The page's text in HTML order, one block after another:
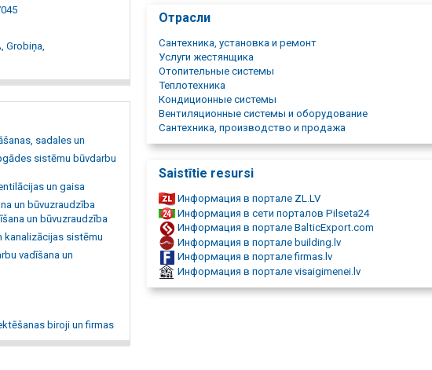
Grobiņa,
sadales un
sistēmu būvdarbu
un gaisa
un būvuzraudzība
un būvuzraudzība
kanalizācijas sistēmu
vadīšana un
biroji un firmas
производства.
Аренда специализированного автомобильного
строительной техники и оборудования;
Услуги по составлению смет и сотрудничество с
бюро;
Услуги строительного надзора.
строительство сетей
тепловые сети
металлоконструкции
вентиляция в Курземе
строительство инженерных коммуникаций
отопительные системы
строительные проекты
производство котельных
торговля сантехникой в Гробине
сантехнические работы в Гробине
производство металлических изделий
Строители Гробини
решения по вопросам теплоснабжения
вентиляция
наружные сети
внутренние сети
производство
Отрасли
Сантехника, установка и ремонт
Услуги жестянщика
Отопительные системы
Теплотехника
Кондиционные системы
Вентиляционные системы и оборудование
Сантехника, производство и продажа
Saistītie resursi
Информация в портале ZL.LV
Информация в сети порталов Pilseta24
Информация в портале BalticExport.com
Информация в портале building.lv
Информация в портале firmas.lv
Информация в портале visaigimenei.lv